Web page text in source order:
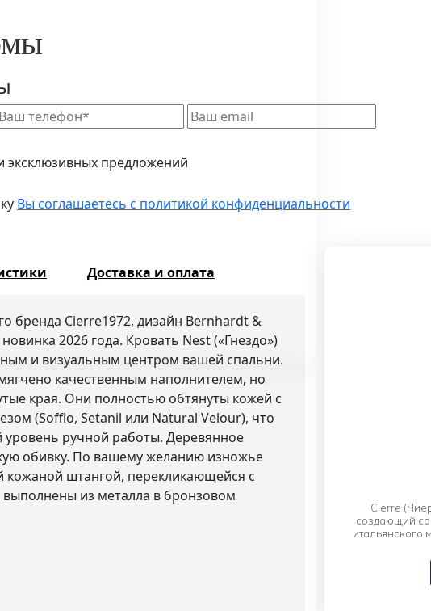
эксклюзивных предложений
Вы соглашаетесь с политикой конфиденциальности
Доставка и оплата
бренда Cierre1972, дизайн Bernhardt &
2026 года. Кровать Nest («Гнездо»)
и визуальным центром вашей спальни.
качественным наполнителем, но
края. Они полностью обтянуты кожей с
(Soffio, Setanil или Natural Velour), что
ручной работы. Деревянное
обивку. По вашему желанию изножье
кожаной штангой, перекликающейся с
из металла в бронзовом
Cierre
создающий
итальянского
Основанный
сохраняет
без